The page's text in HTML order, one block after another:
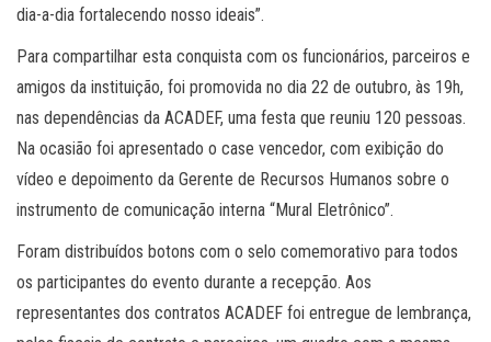
dia-a-dia fortalecendo nosso ideais”.
Para compartilhar esta conquista com os funcionários, parceiros e
amigos da instituição, foi promovida no dia 22 de outubro, às 19h,
nas dependências da ACADEF, uma festa que reuniu 120 pessoas.
Na ocasião foi apresentado o case vencedor, com exibição do
vídeo e depoimento da Gerente de Recursos Humanos sobre o
instrumento de comunicação interna “Mural Eletrônico”.
Foram distribuídos botons com o selo comemorativo para todos
os participantes do evento durante a recepção. Aos
representantes dos contratos ACADEF foi entregue de lembrança,